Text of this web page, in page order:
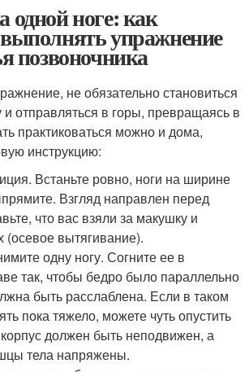
ноге: как
упражнение
позвоночника
не обязательно становиться
отправляться в горы, превращаясь в
практиковаться можно и дома,
инструкцию:
Встаньте ровно, ноги на ширине
Взгляд направлен перед
что вас взяли за макушку и
(осевое вытягивание).
одну ногу. Согните ее в
так, чтобы бедро было параллельно
быть расслаблена. Если в таком
пока тяжело, можете чуть опустить
должен быть неподвижен, а
тела напряжены.